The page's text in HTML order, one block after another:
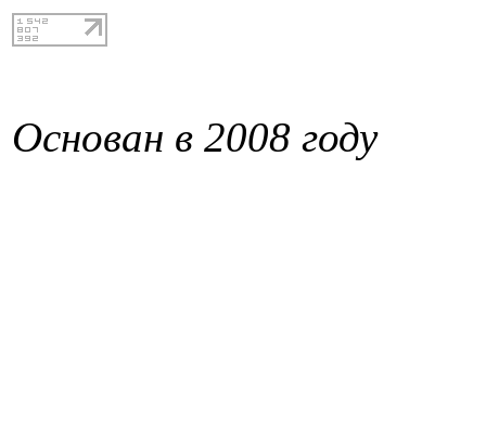
Основан в 2008 году